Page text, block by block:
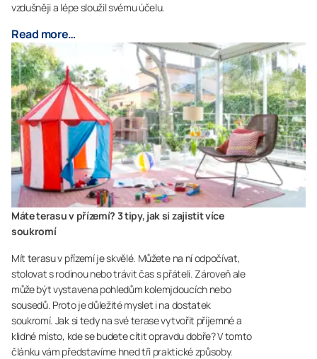
vzdušněji a lépe sloužil svému účelu.
Read more…
Máte terasu v přízemí? 3 tipy, jak si zajistit více
soukromí
Mít terasu v přízemí je skvělé. Můžete na ní odpočívat,
stolovat s rodinou nebo trávit čas s přáteli. Zároveň ale
může být vystavena pohledům kolemjdoucích nebo
sousedů. Proto je důležité myslet i na dostatek
soukromí. Jak si tedy na své terase vytvořit příjemné a
klidné místo, kde se budete cítit opravdu dobře? V tomto
článku vám představíme hned tři praktické způsoby.